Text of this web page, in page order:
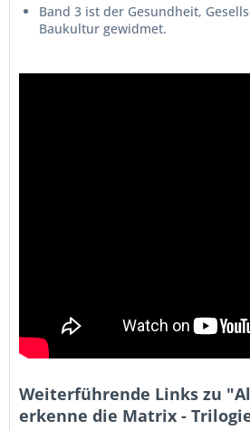
Band 3 ist der Gesundheit,
Baukultur gewidmet.
Weiterführende Links zu
erkenne die Matrix -